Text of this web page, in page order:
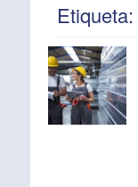
Etiqueta: